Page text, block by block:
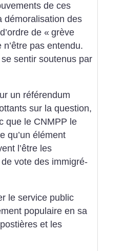
de ces
démoralisation des
de « grève
pas entendu.
sentir soutenus par
un référendum
sur la question,
que le CNMPP le
qu’un élément
l’être les
vote des immigré-
le service public
populaire en sa
et les